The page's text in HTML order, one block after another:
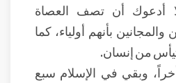
أدعوك أن تصف العصاة
والمجانين بأنهم أولياء، كما
من إنسان.
وبقي في الإسلام سبع